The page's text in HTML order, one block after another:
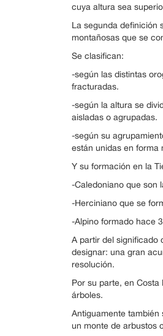
cuya altura sea
La segunda definición
montañosas que se
Se clasifican:
-según las distintas
fracturadas.
-según la altura se
aisladas o agrupadas.
-según su
están unidas en forma
Y su formación en la
-Caledoniano que son
-Herciniano que se
-Alpino formado hace
A partir del significado
designar: una gran
resolución.
Por su parte, en
árboles.
Antiguamente también
un monte de arbustos